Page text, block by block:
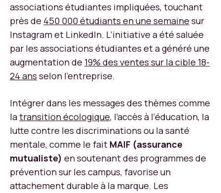
associations étudiantes impliquées, touchant
près de 450 000 étudiants en une semaine sur
Instagram et LinkedIn. L’initiative a été saluée
par les associations étudiantes et a généré une
augmentation de 19% des ventes sur la cible 18-
24 ans selon l’entreprise.
Intégrer dans les messages des thèmes comme
latransition écologique, l’accès à l’éducation, la
lutte contre les discriminations ou la santé
mentale, comme le fait MAIF (assurance
mutualiste) en soutenant des programmes de
prévention sur les campus, favorise un
attachement durable à la marque. Les